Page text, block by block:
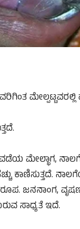
ಮೇಲ್ಪಟ್ಟವರಲ್ಲಿ
ಮೇಲ್ಭಾಗ,
ಕಾಣಿಸುತ್ತದೆ.
ಜನನಾಂಗ,
ಸಾಧ್ಯತೆ ಇದೆ.